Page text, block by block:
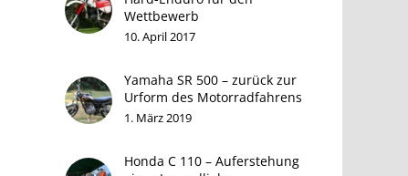
Wettbewerb
10. April 2017
Yamaha SR 500 – zurück zur
Urform des Motorradfahrens
1. März 2019
Honda C 110 – Auferstehung